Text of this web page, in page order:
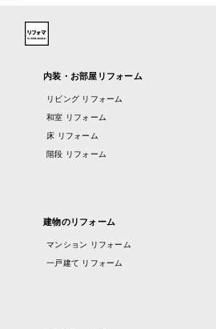
内装・お部屋リフォーム
リビング リフォーム
和室 リフォーム
床 リフォーム
階段 リフォーム
建物のリフォーム
マンション リフォーム
一戸建て リフォーム